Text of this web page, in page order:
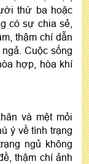
thứ ba hoặc
có sự chia sẻ,
thậm chí dẫn
Cuộc sống
hợp, hòa khí
và mệt mỏi
ý về tình trạng
ngủ không
thậm chí ảnh